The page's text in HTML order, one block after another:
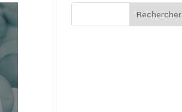
Rechercher